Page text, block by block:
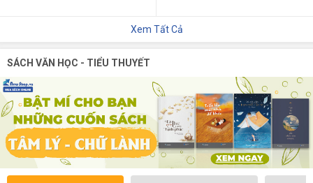
Xem Tất Cả
SÁCH VĂN HỌC - TIỂU THUYẾT